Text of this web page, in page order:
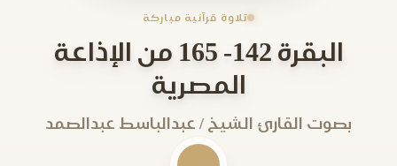
تلاوة قرآنية مباركة
البقرة 142- 165 من الإذاعة
المصرية
بصوت القارئ الشيخ / عبدالباسط عبدالصمد